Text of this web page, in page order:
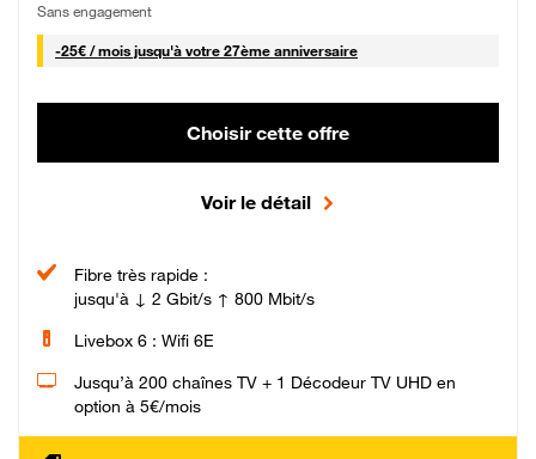
Sans engagement
-25€ / mois25 € par mois
jusqu'à votre 27ème anniversaire
Choisir cette offre
Voir le détail
Fibre très rapide :
jusqu'à ↓ 2 Gbit/s ↑ 800 Mbit/s
Livebox 6 : Wifi 6E
Jusqu’à 200 chaînes TV + 1 Décodeur TV UHD en
option à 5€/mois